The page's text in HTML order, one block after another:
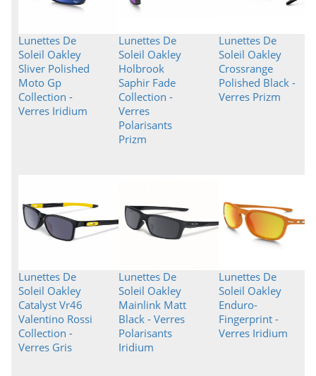
Lunettes De
Soleil Oakley
Sliver Polished
Moto Gp
Collection -
Verres Iridium
Lunettes De
Soleil Oakley
Holbrook
Saphir Fade
Collection -
Verres
Polarisants
Prizm
Lunettes De
Soleil Oakley
Crossrange
Polished Black -
Verres Prizm
Lunettes De
Soleil Oakley
Catalyst Vr46
Valentino Rossi
Collection -
Verres Gris
Lunettes De
Soleil Oakley
Mainlink Matt
Black - Verres
Polarisants
Iridium
Lunettes De
Soleil Oakley
Enduro-
Fingerprint -
Verres Iridium